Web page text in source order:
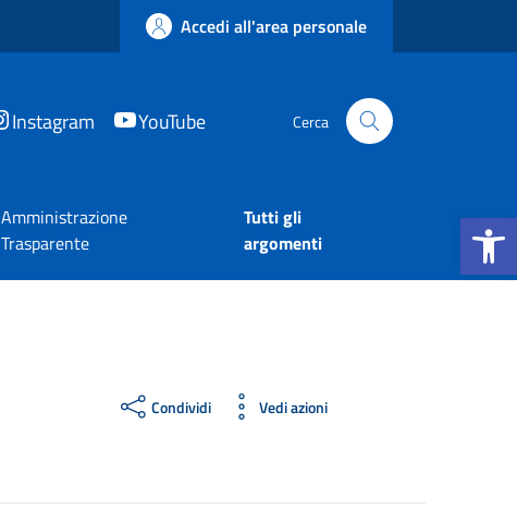
Apri la
Accedi all'area personale
Instagram YouTube Cerca
Amministrazione
Trasparente
Tutti gli
argomenti
Condividi Vedi azioni